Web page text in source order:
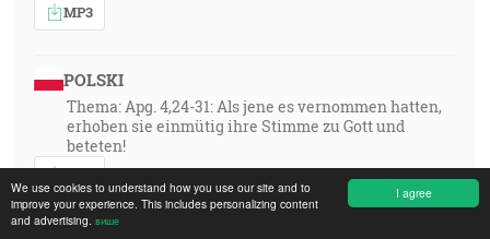
I agree
We use cookies to understand how you use our site and to
improve your experience. This includes personalizing content
and advertising. више
MP3
POLSKI
Thema: Apg. 4,24-31: Als jene es vernommen hatten,
erhoben sie einmütig ihre Stimme zu Gott und
beteten!
MP3